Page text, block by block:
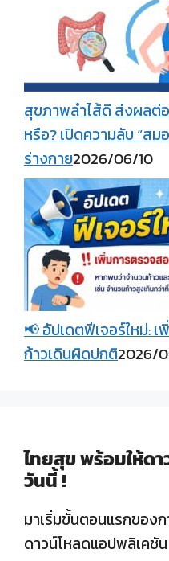
สุขภาพลำไส้ดี ส่งผลต่
หรือ? เปิดความลับ “ส
ร่างกาย2026/06/10
📢 อัปเดตฟีเจอร์ใหม่:
ก้าวเดินผิดปกติ2026/
ไทยสุข พร้อมให้ดา
วันนี้ !
มาเริ่มขั้นตอนแรกของ
ดาวน์โหลดแอปพลิเคชัน